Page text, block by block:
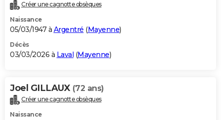
Destinations
City break
Voyage nature
Voyage de noces
Forum
Climat
+PHOTO
GUIDES D'ACHAT
BONS PLANS
Carte de Noël
Carte Bonne année
Carte Saint-Valentin
Carte Pâques
Carte d'anniversaire
DICTIONNAIRE
Dictionnaire
Biographies
Citations
Expressions
Proverbes
PROGRAMME TV
Créer une cagnotte obsèques
Naissance
05/03/1947 à Argentré (Mayenne)
Décès
03/03/2026 à Laval (Mayenne)
Joel GILLAUX (72 ans)
Créer une cagnotte obsèques
Naissance